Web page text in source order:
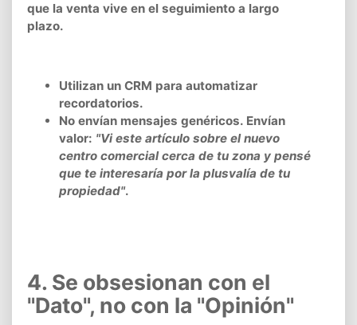
que la venta vive en el seguimiento a largo
plazo.
Utilizan un CRM para automatizar
recordatorios.
No envían mensajes genéricos. Envían
valor: "Vi este artículo sobre el nuevo
centro comercial cerca de tu zona y pensé
que te interesaría por la plusvalía de tu
propiedad".
4. Se obsesionan con el
"Dato", no con la "Opinión"